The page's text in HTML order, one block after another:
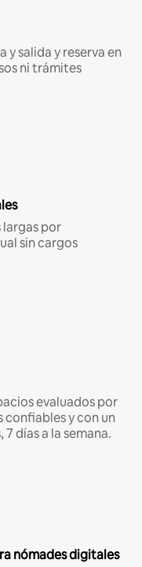
y salida y reserva en
ni trámites
largas por
sin cargos
evaluados por
confiables y con un
días a la semana.
nómades digitales